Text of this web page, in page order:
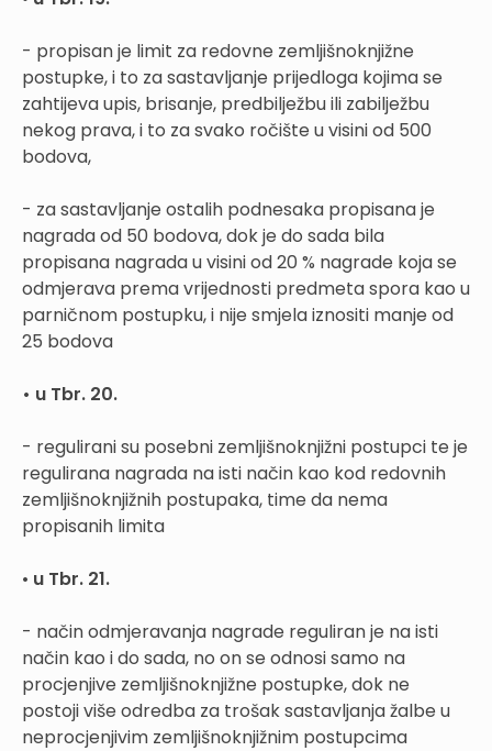
- propisan je limit za redovne zemljišnoknjižne
postupke, i to za sastavljanje prijedloga kojima se
zahtijeva upis, brisanje, predbilježbu ili zabilježbu
nekog prava, i to za svako ročište u visini od 500
bodova,
- za sastavljanje ostalih podnesaka propisana je
nagrada od 50 bodova, dok je do sada bila
propisana nagrada u visini od 20 % nagrade koja se
odmjerava prema vrijednosti predmeta spora kao u
parničnom postupku, i nije smjela iznositi manje od
25 bodova
• u Tbr. 20.
- regulirani su posebni zemljišnoknjižni postupci te je
regulirana nagrada na isti način kao kod redovnih
zemljišnoknjižnih postupaka, time da nema
propisanih limita
• u Tbr. 21.
- način odmjeravanja nagrade reguliran je na isti
način kao i do sada, no on se odnosi samo na
procjenjive zemljišnoknjižne postupke, dok ne
postoji više odredba za trošak sastavljanja žalbe u
neprocjenjivim zemljišnoknjižnim postupcima